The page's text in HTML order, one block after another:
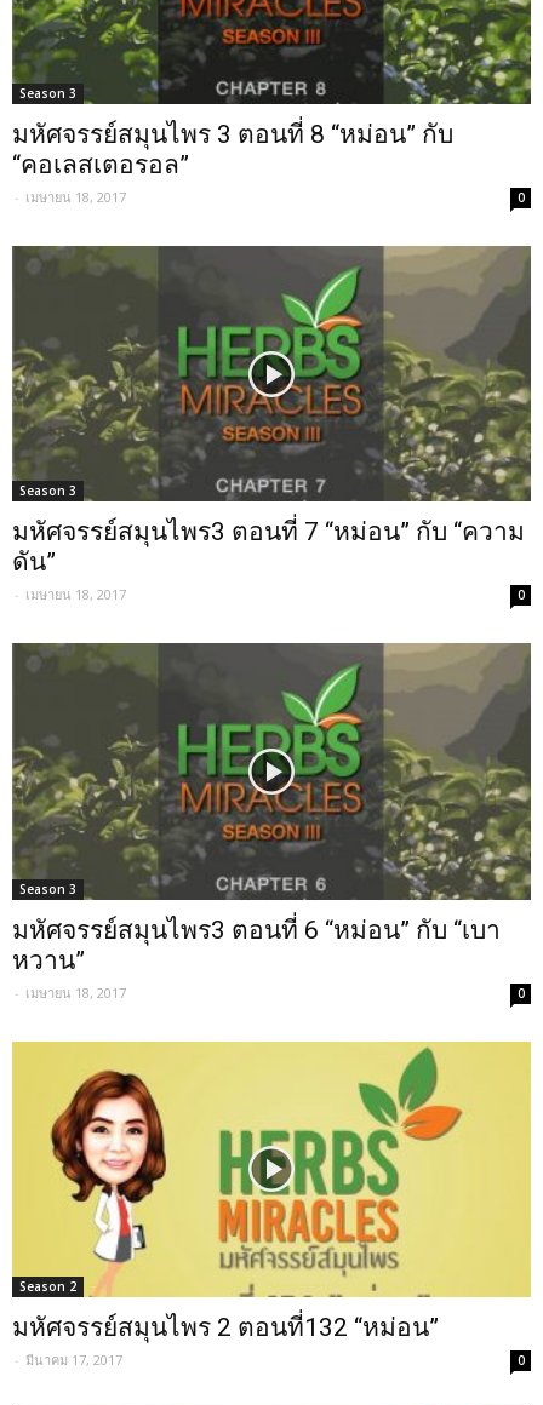
Season 3
มหัศจรรย์สมุนไพร 3 ตอนที่ 8 “หม่อน” กับ
“คอเลสเตอรอล”
- เมษายน 18, 2017 0
Season 3
มหัศจรรย์สมุนไพร3 ตอนที่ 7 “หม่อน” กับ “ความ
ดัน”
- เมษายน 18, 2017 0
Season 3
มหัศจรรย์สมุนไพร3 ตอนที่ 6 “หม่อน” กับ “เบา
หวาน”
- เมษายน 18, 2017 0
Season 2
มหัศจรรย์สมุนไพร 2 ตอนที่132 “หม่อน”
- มีนาคม 17, 2017 0